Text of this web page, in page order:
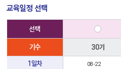
교육일정 선택
선
가
선택
01기
01기
기수 30기
1일차
08-22
온라인